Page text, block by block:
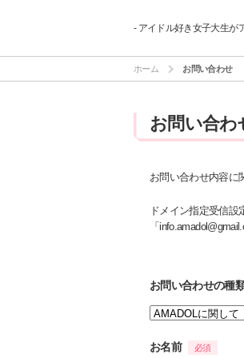
- アイドル好き女子大生が
ホーム お問い合わせ
お問い合わ
お問い合わせ内容に
ドメイン指定受信設
「
お問い合わせの種
お名前 必須